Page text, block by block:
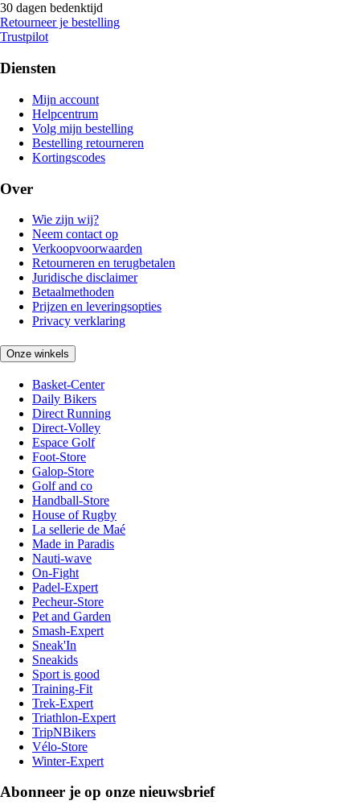
30 dagen bedenktijd
Retourneer je bestelling
Trustpilot
Diensten
Mijn account
Helpcentrum
Volg mijn bestelling
Bestelling retourneren
Kortingscodes
Over
Wie zijn wij?
Neem contact op
Verkoopvoorwaarden
Retourneren en terugbetalen
Juridische disclaimer
Betaalmethoden
Prijzen en leveringsopties
Privacy verklaring
Onze winkels
Basket-Center
Daily Bikers
Direct Running
Direct-Volley
Espace Golf
Foot-Store
Galop-Store
Golf and co
Handball-Store
House of Rugby
La sellerie de Maé
Made in Paradis
Nauti-wave
On-Fight
Padel-Expert
Pecheur-Store
Pet and Garden
Smash-Expert
Sneak'In
Sneakids
Sport is good
Training-Fit
Trek-Expert
Triathlon-Expert
TripNBikers
Vélo-Store
Winter-Expert
Abonneer je op onze nieuwsbrief